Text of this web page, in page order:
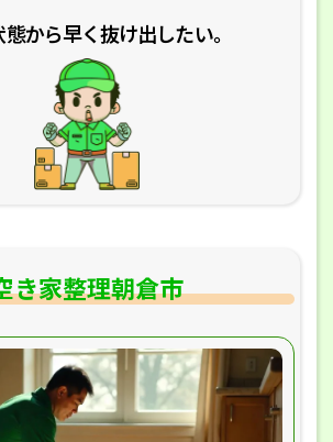
から早く抜け出したい｡
き家整理朝倉市